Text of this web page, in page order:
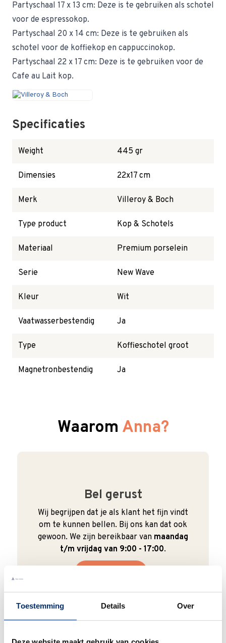
Toestemming Details Over
Partyschaal 17 x 13 cm: Deze is te gebruiken als schotel
voor de espressokop.
Partyschaal 20 x 14 cm: Deze is te gebruiken als
schotel voor de koffiekop en cappuccinokop.
Partyschaal 22 x 17 cm: Deze is te gebruiken voor de
Cafe au Lait kop.
Specificaties
Weight 445 gr
Dimensies 22x17 cm
Merk Villeroy & Boch
Type product Kop & Schotels
Materiaal Premium porselein
Serie New Wave
Kleur Wit
Vaatwasserbestendig Ja
Type Koffieschotel groot
Magnetronbestendig Ja
Waarom Anna?
Bel gerust
Wij begrijpen dat je als klant het fijn vindt
om te kunnen bellen. Bij ons kan dat ook
gewoon. We zijn bereikbaar van maandag
t/m vrijdag van 9:00 - 17:00.